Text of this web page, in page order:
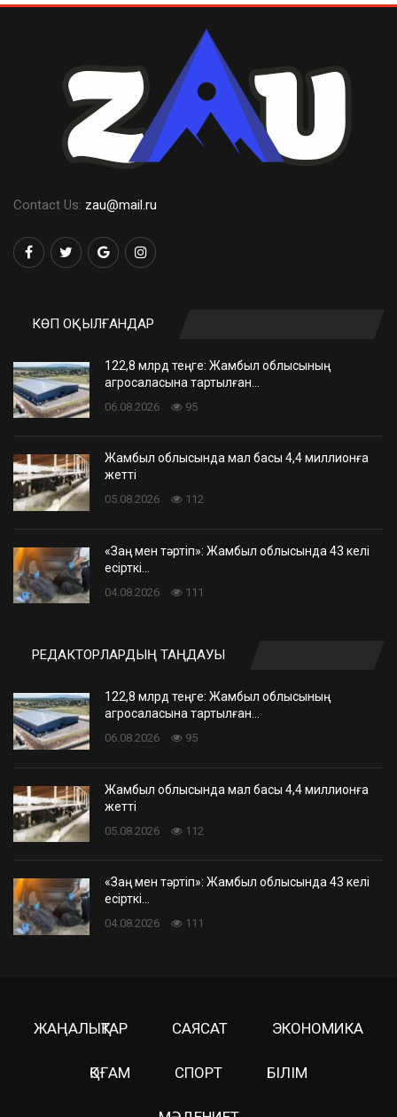
Contact Us: zau@mail.ru
КӨП ОҚЫЛҒАНДАР
122,8 млрд теңге: Жамбыл облысының
агросаласына тартылған…
06.08.2026 95
Жамбыл облысында мал басы 4,4 миллионға
жетті
05.08.2026 112
«Заң мен тәртіп»: Жамбыл облысында 43 келі
есірткі…
04.08.2026 111
РЕДАКТОРЛАРДЫҢ ТАҢДАУЫ
122,8 млрд теңге: Жамбыл облысының
агросаласына тартылған…
06.08.2026 95
Жамбыл облысында мал басы 4,4 миллионға
жетті
05.08.2026 112
«Заң мен тәртіп»: Жамбыл облысында 43 келі
есірткі…
04.08.2026 111
ЖАҢАЛЫҚТАР САЯСАТ ЭКОНОМИКА
ҚОҒАМ СПОРТ БІЛІМ